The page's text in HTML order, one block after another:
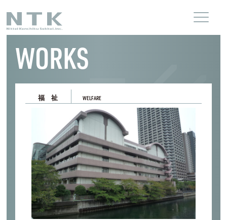
WORKS
福 祉 WELFARE